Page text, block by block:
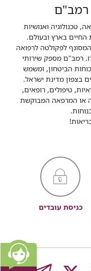
רמב"ם
טכנולוגיה ואנושיות
החיים בארץ ובעולם.
לפקולטה לרפואה
מיטות אשפוז. רמב"ם מספק שירותי
צה"ל וכוחות הביטחון, ומשמש
טיפולים, רופאים,
או המרפאה המבוקשת
כניסת עובדים